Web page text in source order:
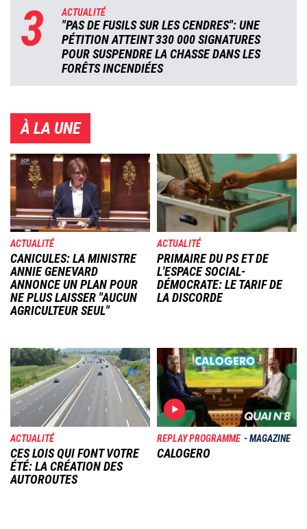
3 ACTUALITÉ
"PAS DE FUSILS SUR LES CENDRES": UNE
PÉTITION ATTEINT 330 000 SIGNATURES
POUR SUSPENDRE LA CHASSE DANS LES
FORÊTS INCENDIÉES
À LA UNE
Image
ACTUALITÉ
CANICULES: LA MINISTRE
ANNIE GENEVARD
ANNONCE UN PLAN POUR
NE PLUS LAISSER "AUCUN
AGRICULTEUR SEUL"
Image
ACTUALITÉ
PRIMAIRE DU PS ET DE
L'ESPACE SOCIAL-
DÉMOCRATE: LE TARIF DE
LA DISCORDE
Image
ACTUALITÉ
CES LOIS QUI FONT VOTRE
ÉTÉ: LA CRÉATION DES
AUTOROUTES
Image
REPLAY PROGRAMME MAGAZINE
CALOGERO